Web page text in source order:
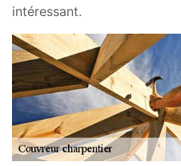
intéressant.